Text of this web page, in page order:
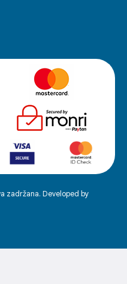
zadržana. Developed by